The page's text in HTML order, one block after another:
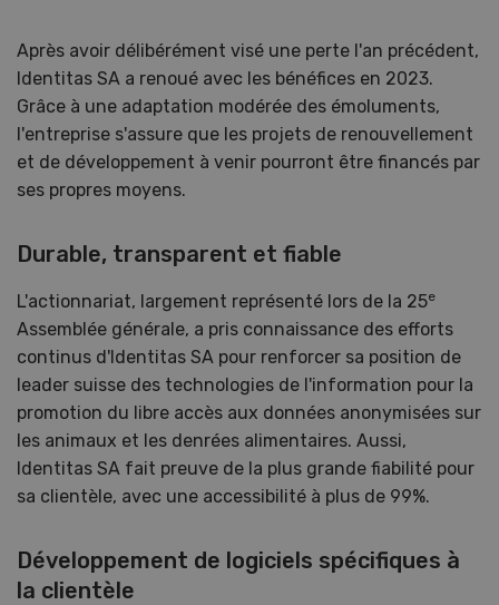
Après avoir délibérément visé une perte l'an précédent,
Identitas SA a renoué avec les bénéfices en 2023.
Grâce à une adaptation modérée des émoluments,
l'entreprise s'assure que les projets de renouvellement
et de développement à venir pourront être financés par
ses propres moyens.
Durable, transparent et fiable
L'actionnariat, largement représenté lors de la 25e
Assemblée générale, a pris connaissance des efforts
continus d'Identitas SA pour renforcer sa position de
leader suisse des technologies de l'information pour la
promotion du libre accès aux données anonymisées sur
les animaux et les denrées alimentaires. Aussi,
Identitas SA fait preuve de la plus grande fiabilité pour
sa clientèle, avec une accessibilité à plus de 99%.
Développement de logiciels spécifiques à
la clientèle